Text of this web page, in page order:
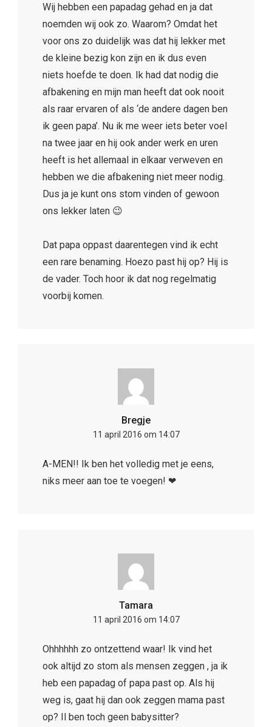
Wij hebben een papadag gehad en ja dat
noemden wij ook zo. Waarom? Omdat het
voor ons zo duidelijk was dat hij lekker met
de kleine bezig kon zijn en ik dus even
niets hoefde te doen. Ik had dat nodig die
afbakening en mijn man heeft dat ook nooit
als raar ervaren of als ‘de andere dagen ben
ik geen papa’. Nu ik me weer iets beter voel
na twee jaar en hij ook ander werk en uren
heeft is het allemaal in elkaar verweven en
hebben we die afbakening niet meer nodig.
Dus ja je kunt ons stom vinden of gewoon
ons lekker laten 😉
Dat papa oppast daarentegen vind ik echt
een rare benaming. Hoezo past hij op? Hij is
de vader. Toch hoor ik dat nog regelmatig
voorbij komen.
Bregje
11 april 2016 om 14:07
A-MEN!! Ik ben het volledig met je eens,
niks meer aan toe te voegen! ❤
Tamara
11 april 2016 om 14:07
Ohhhhhh zo ontzettend waar! Ik vind het
ook altijd zo stom als mensen zeggen , ja ik
heb een papadag of papa past op. Als hij
weg is, gaat hij dan ook zeggen mama past
op? Il ben toch geen babysitter?